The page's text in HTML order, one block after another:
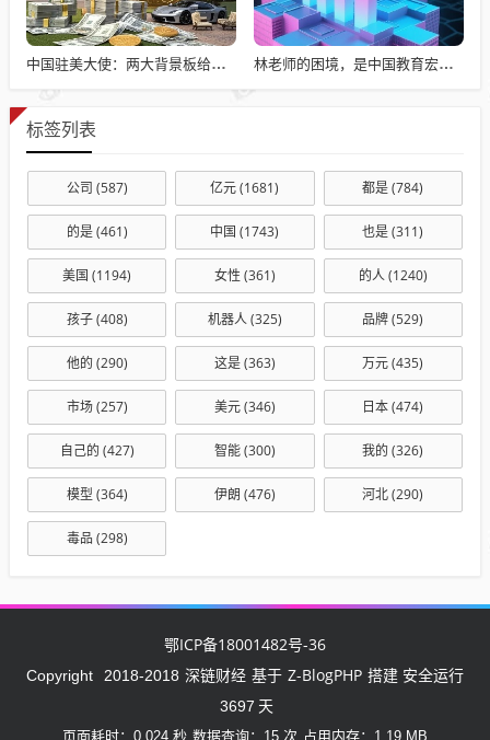
中国驻美大使：两大背景板给中美经贸关系发展带来新的重要机遇 林老师的困境，是中国教育宏观统筹部门的不作为。
标签列表
公司 (587) 亿元(1681) 都是(784)
的是(461) 中国 (1743) 也是(311)
美国 (1194) 女性 (361) 的人(1240)
孩子(408) 机器人(325) 品牌(529)
他的 (290) 这是(363) 万元(435)
市场(257) 美元(346) 日本(474)
自己的 (427) 智能(300) 我的 (326)
模型 (364) 伊朗 (476) 河北(290)
毒品 (298)
鄂ICP备18001482号-36
Copyright 2018-2018 深链财经 基于 Z-BlogPHP 搭建 安全运行
3697 天
页面耗时：0.024 秒 数据查询：15 次 占用内存：1.19 MB